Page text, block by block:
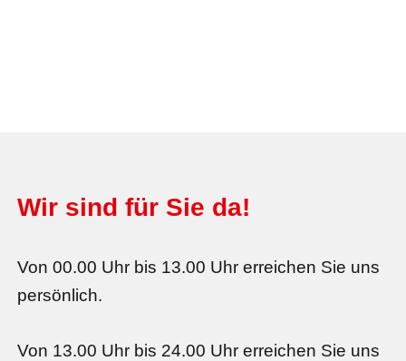
Wir sind für Sie da!
Von 00.00 Uhr bis 13.00 Uhr erreichen Sie uns
persönlich.
Von 13.00 Uhr bis 24.00 Uhr erreichen Sie uns